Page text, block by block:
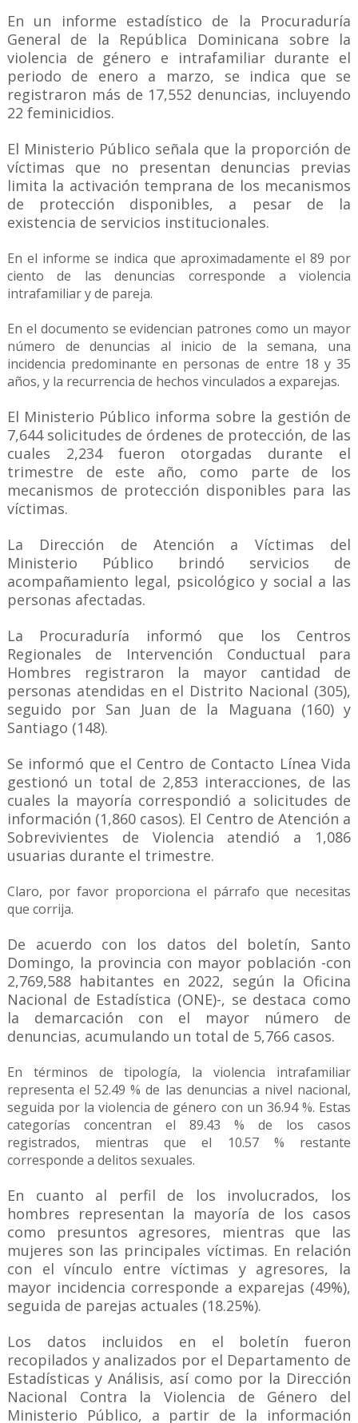
En un informe estadístico de la Procuraduría
General de la República Dominicana sobre la
violencia de género e intrafamiliar durante el
periodo de enero a marzo, se indica que se
registraron más de 17,552 denuncias, incluyendo
22 feminicidios.
El Ministerio Público señala que la proporción de
víctimas que no presentan denuncias previas
limita la activación temprana de los mecanismos
de protección disponibles, a pesar de la
existencia de servicios institucionales.
En el informe se indica que aproximadamente el 89 por
ciento de las denuncias corresponde a violencia
intrafamiliar y de pareja.
En el documento se evidencian patrones como un mayor
número de denuncias al inicio de la semana, una
incidencia predominante en personas de entre 18 y 35
años, y la recurrencia de hechos vinculados a exparejas.
El Ministerio Público informa sobre la gestión de
7,644 solicitudes de órdenes de protección, de las
cuales 2,234 fueron otorgadas durante el
trimestre de este año, como parte de los
mecanismos de protección disponibles para las
víctimas.
La Dirección de Atención a Víctimas del
Ministerio Público brindó servicios de
acompañamiento legal, psicológico y social a las
personas afectadas.
La Procuraduría informó que los Centros
Regionales de Intervención Conductual para
Hombres registraron la mayor cantidad de
personas atendidas en el Distrito Nacional (305),
seguido por San Juan de la Maguana (160) y
Santiago (148).
Se informó que el Centro de Contacto Línea Vida
gestionó un total de 2,853 interacciones, de las
cuales la mayoría correspondió a solicitudes de
información (1,860 casos). El Centro de Atención a
Sobrevivientes de Violencia atendió a 1,086
usuarias durante el trimestre.
Claro, por favor proporciona el párrafo que necesitas
que corrija.
De acuerdo con los datos del boletín, Santo
Domingo, la provincia con mayor población -con
2,769,588 habitantes en 2022, según la Oficina
Nacional de Estadística (ONE)-, se destaca como
la demarcación con el mayor número de
denuncias, acumulando un total de 5,766 casos.
En términos de tipología, la violencia intrafamiliar
representa el 52.49 % de las denuncias a nivel nacional,
seguida por la violencia de género con un 36.94 %. Estas
categorías concentran el 89.43 % de los casos
registrados, mientras que el 10.57 % restante
corresponde a delitos sexuales.
En cuanto al perfil de los involucrados, los
hombres representan la mayoría de los casos
como presuntos agresores, mientras que las
mujeres son las principales víctimas. En relación
con el vínculo entre víctimas y agresores, la
mayor incidencia corresponde a exparejas (49%),
seguida de parejas actuales (18.25%).
Los datos incluidos en el boletín fueron
recopilados y analizados por el Departamento de
Estadísticas y Análisis, así como por la Dirección
Nacional Contra la Violencia de Género del
Ministerio Público, a partir de la información